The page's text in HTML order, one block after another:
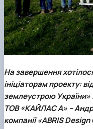
На завершення
ініціаторам проекту:
землеустрою України»
ТОВ «КАЙЛАС А» –
компанії «ABRIS